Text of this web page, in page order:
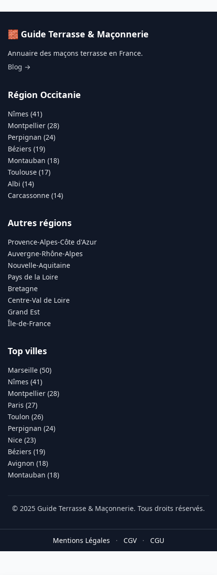
🧱 Guide Terrasse & Maçonnerie
Annuaire des maçons terrasse en France.
Blog →
Région Occitanie
Nîmes (41)
Montpellier (28)
Perpignan (24)
Béziers (19)
Montauban (18)
Toulouse (17)
Albi (14)
Carcassonne (14)
Autres régions
Provence-Alpes-Côte d'Azur
Auvergne-Rhône-Alpes
Nouvelle-Aquitaine
Pays de la Loire
Bretagne
Centre-Val de Loire
Grand Est
Île-de-France
Top villes
Marseille (50)
Nîmes (41)
Montpellier (28)
Paris (27)
Toulon (26)
Perpignan (24)
Nice (23)
Béziers (19)
Avignon (18)
Montauban (18)
© 2025 Guide Terrasse & Maçonnerie. Tous droits réservés.
Mentions Légales · CGV · CGU